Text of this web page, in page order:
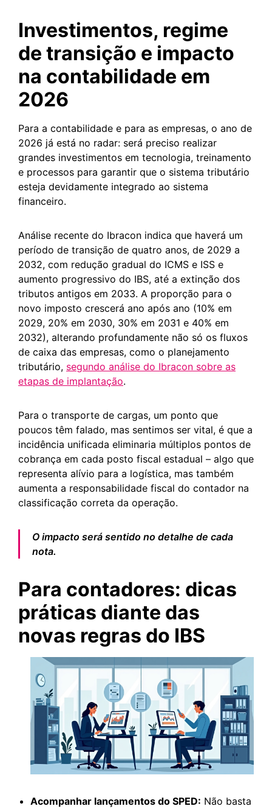
Investimentos, regime
de transição e impacto
na contabilidade em
2026
Para a contabilidade e para as empresas, o ano de
2026 já está no radar: será preciso realizar
grandes investimentos em tecnologia, treinamento
e processos para garantir que o sistema tributário
esteja devidamente integrado ao sistema
financeiro.
Análise recente do Ibracon indica que haverá um
período de transição de quatro anos, de 2029 a
2032, com redução gradual do ICMS e ISS e
aumento progressivo do IBS, até a extinção dos
tributos antigos em 2033. A proporção para o
novo imposto crescerá ano após ano (10% em
2029, 20% em 2030, 30% em 2031 e 40% em
2032), alterando profundamente não só os fluxos
de caixa das empresas, como o planejamento
tributário, segundo análise do Ibracon sobre as
etapas de implantação.
Para o transporte de cargas, um ponto que
poucos têm falado, mas sentimos ser vital, é que a
incidência unificada eliminaria múltiplos pontos de
cobrança em cada posto fiscal estadual – algo que
representa alívio para a logística, mas também
aumenta a responsabilidade fiscal do contador na
classificação correta da operação.
O impacto será sentido no detalhe de cada
nota.
Para contadores: dicas
práticas diante das
novas regras do IBS
Acompanhar lançamentos do SPED: Não basta